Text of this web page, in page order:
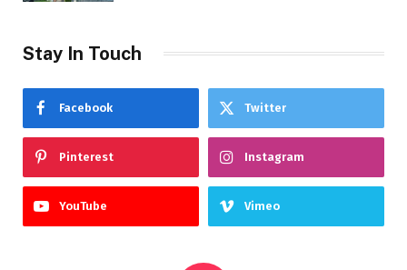
Stay In Touch
Facebook Twitter
Pinterest Instagram
YouTube Vimeo